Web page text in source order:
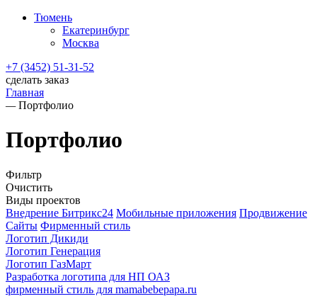
Тюмень
Екатеринбург
Москва
+7 (3452) 51-31-52
сделать заказ
Главная
— Портфолио
Портфолио
Фильтр
Очистить
Виды проектов
Внедрение Битрикс24 Мобильные приложения Продвижение
Сайты Фирменный стиль
Логотип Дикиди
Логотип Генерация
Логотип ГазМарт
Разработка логотипа для НП ОАЗ
фирменный стиль для mamabebepapa.ru